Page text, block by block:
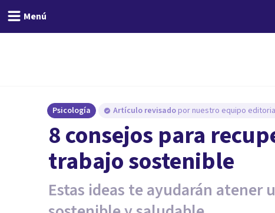
Menú
Psicología Artículo revisado por nuestro equipo
8 consejos para
trabajo sostenible
Estas ideas te ayudarán